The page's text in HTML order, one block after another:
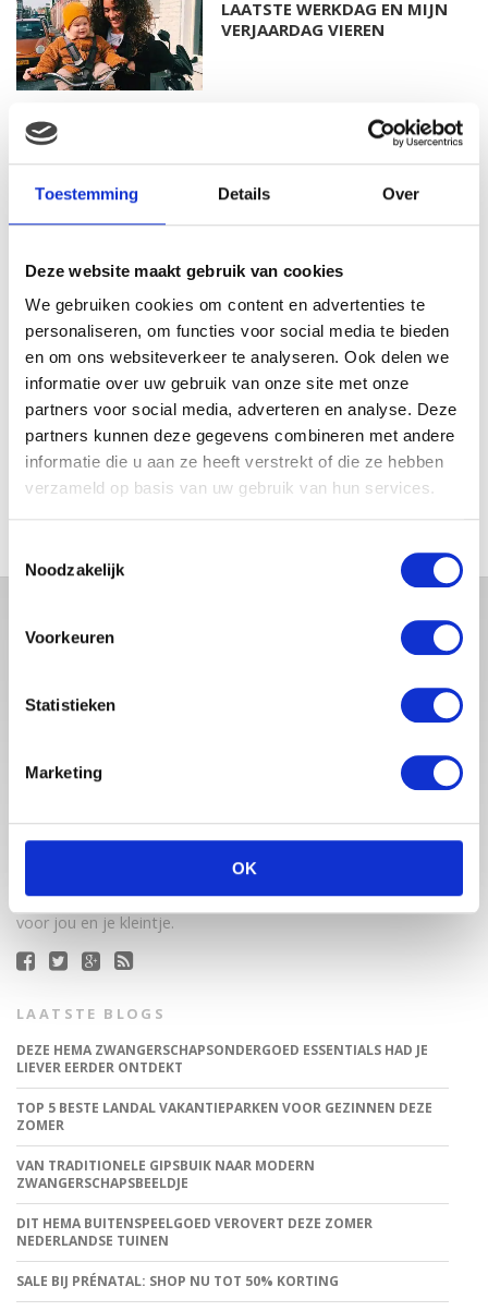
Toestemming Details Over
Deze website maakt gebruik van cookies
We gebruiken cookies om content en advertenties te
personaliseren, om functies voor social media te bieden
en om ons websiteverkeer te analyseren. Ook delen we
informatie over uw gebruik van onze site met onze
partners voor social media, adverteren en analyse. Deze
partners kunnen deze gegevens combineren met andere
informatie die u aan ze heeft verstrekt of die ze hebben
verzameld op basis van uw gebruik van hun services.
Noodzakelijk
Voorkeuren
Statistieken
Marketing
OK
LAATSTE WERKDAG EN MIJN
VERJAARDAG VIEREN
MAMA THIRZA VLOG: HET IS
FEEST, WANT REBEL IS JARIG!
MAMA THIRZA VLOG: OP
VAKANTIE & TWEE ZIEKE
MAMA CARMEN VLOG:
SCHOLEN ZIJN WEER
BEGONNEN & TANDEN BLEKEN
jonge moeders. Een online ontmoetingsplek vol
inspirerende blogs en handige artikelen op het gebied van
zwangerschap, moederschap, babyproducten, lifestyle en
fashion. Babystraatje.nl, het leukste online (winkel)straatje
voor jou en je kleintje.
LAATSTE BLOGS
DEZE HEMA ZWANGERSCHAPSONDERGOED ESSENTIALS HAD JE
LIEVER EERDER ONTDEKT
TOP 5 BESTE LANDAL VAKANTIEPARKEN VOOR GEZINNEN DEZE
ZOMER
VAN TRADITIONELE GIPSBUIK NAAR MODERN
ZWANGERSCHAPSBEELDJE
DIT HEMA BUITENSPEELGOED VEROVERT DEZE ZOMER
NEDERLANDSE TUINEN
SALE BIJ PRÉNATAL: SHOP NU TOT 50% KORTING